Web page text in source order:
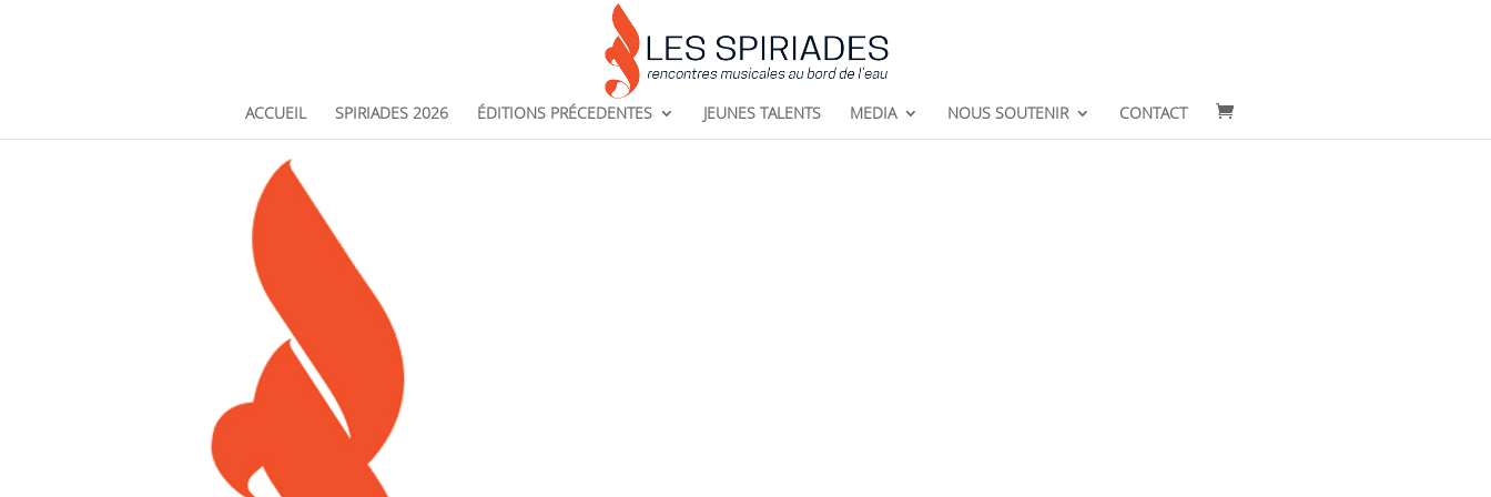
ACCUEIL SPIRIADES 2026 ÉDITIONS PRÉCEDENTES JEUNES TALENTS MEDIA NOUS SOUTENIR CONTACT